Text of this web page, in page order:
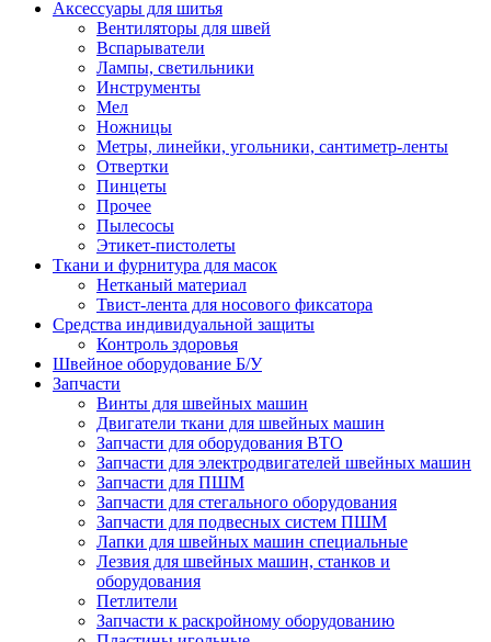
Аксессуары для шитья
Вентиляторы для швей
Вспарыватели
Лампы, светильники
Инструменты
Мел
Ножницы
Метры, линейки, угольники, сантиметр-ленты
Отвертки
Пинцеты
Прочее
Пылесосы
Этикет-пистолеты
Ткани и фурнитура для масок
Нетканый материал
Твист-лента для носового фиксатора
Средства индивидуальной защиты
Контроль здоровья
Швейное оборудование Б/У
Запчасти
Винты для швейных машин
Двигатели ткани для швейных машин
Запчасти для оборудования ВТО
Запчасти для электродвигателей швейных машин
Запчасти для ПШМ
Запчасти для стегального оборудования
Запчасти для подвесных систем ПШМ
Лапки для швейных машин специальные
Лезвия для швейных машин, станков и
оборудования
Петлители
Запчасти к раскройному оборудованию